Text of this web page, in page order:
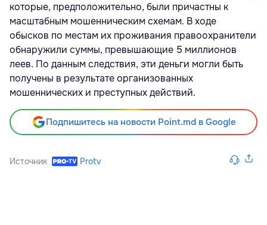
которые, предположительно, были причастны к
масштабным мошенническим схемам. В ходе
обысков по местам их проживания правоохранители
обнаружили суммы, превышающие 5 миллионов
леев. По данным следствия, эти деньги могли быть
получены в результате организованных
мошеннических и преступных действий.
Подпишитесь на новости Point.md в Google
Источник Protv